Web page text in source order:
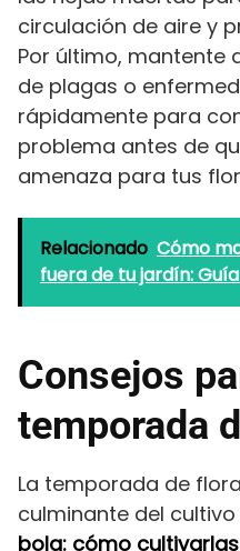
circulación de aire y
Por último, mantente
de plagas o
rápidamente para
problema antes de
amenaza para tus
Relacionado Cómo
fuera de tu jardín:
Consejos
temporada
La temporada de
culminante del
bola: cómo